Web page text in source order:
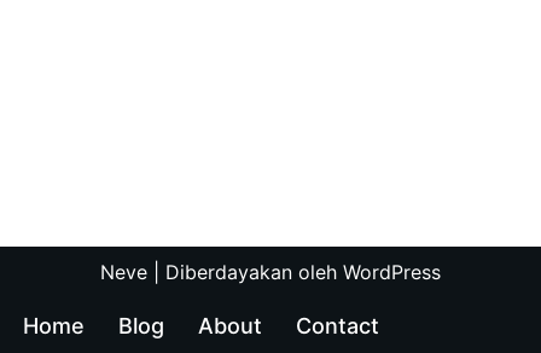
Neve | Diberdayakan oleh WordPress
Home Blog About Contact